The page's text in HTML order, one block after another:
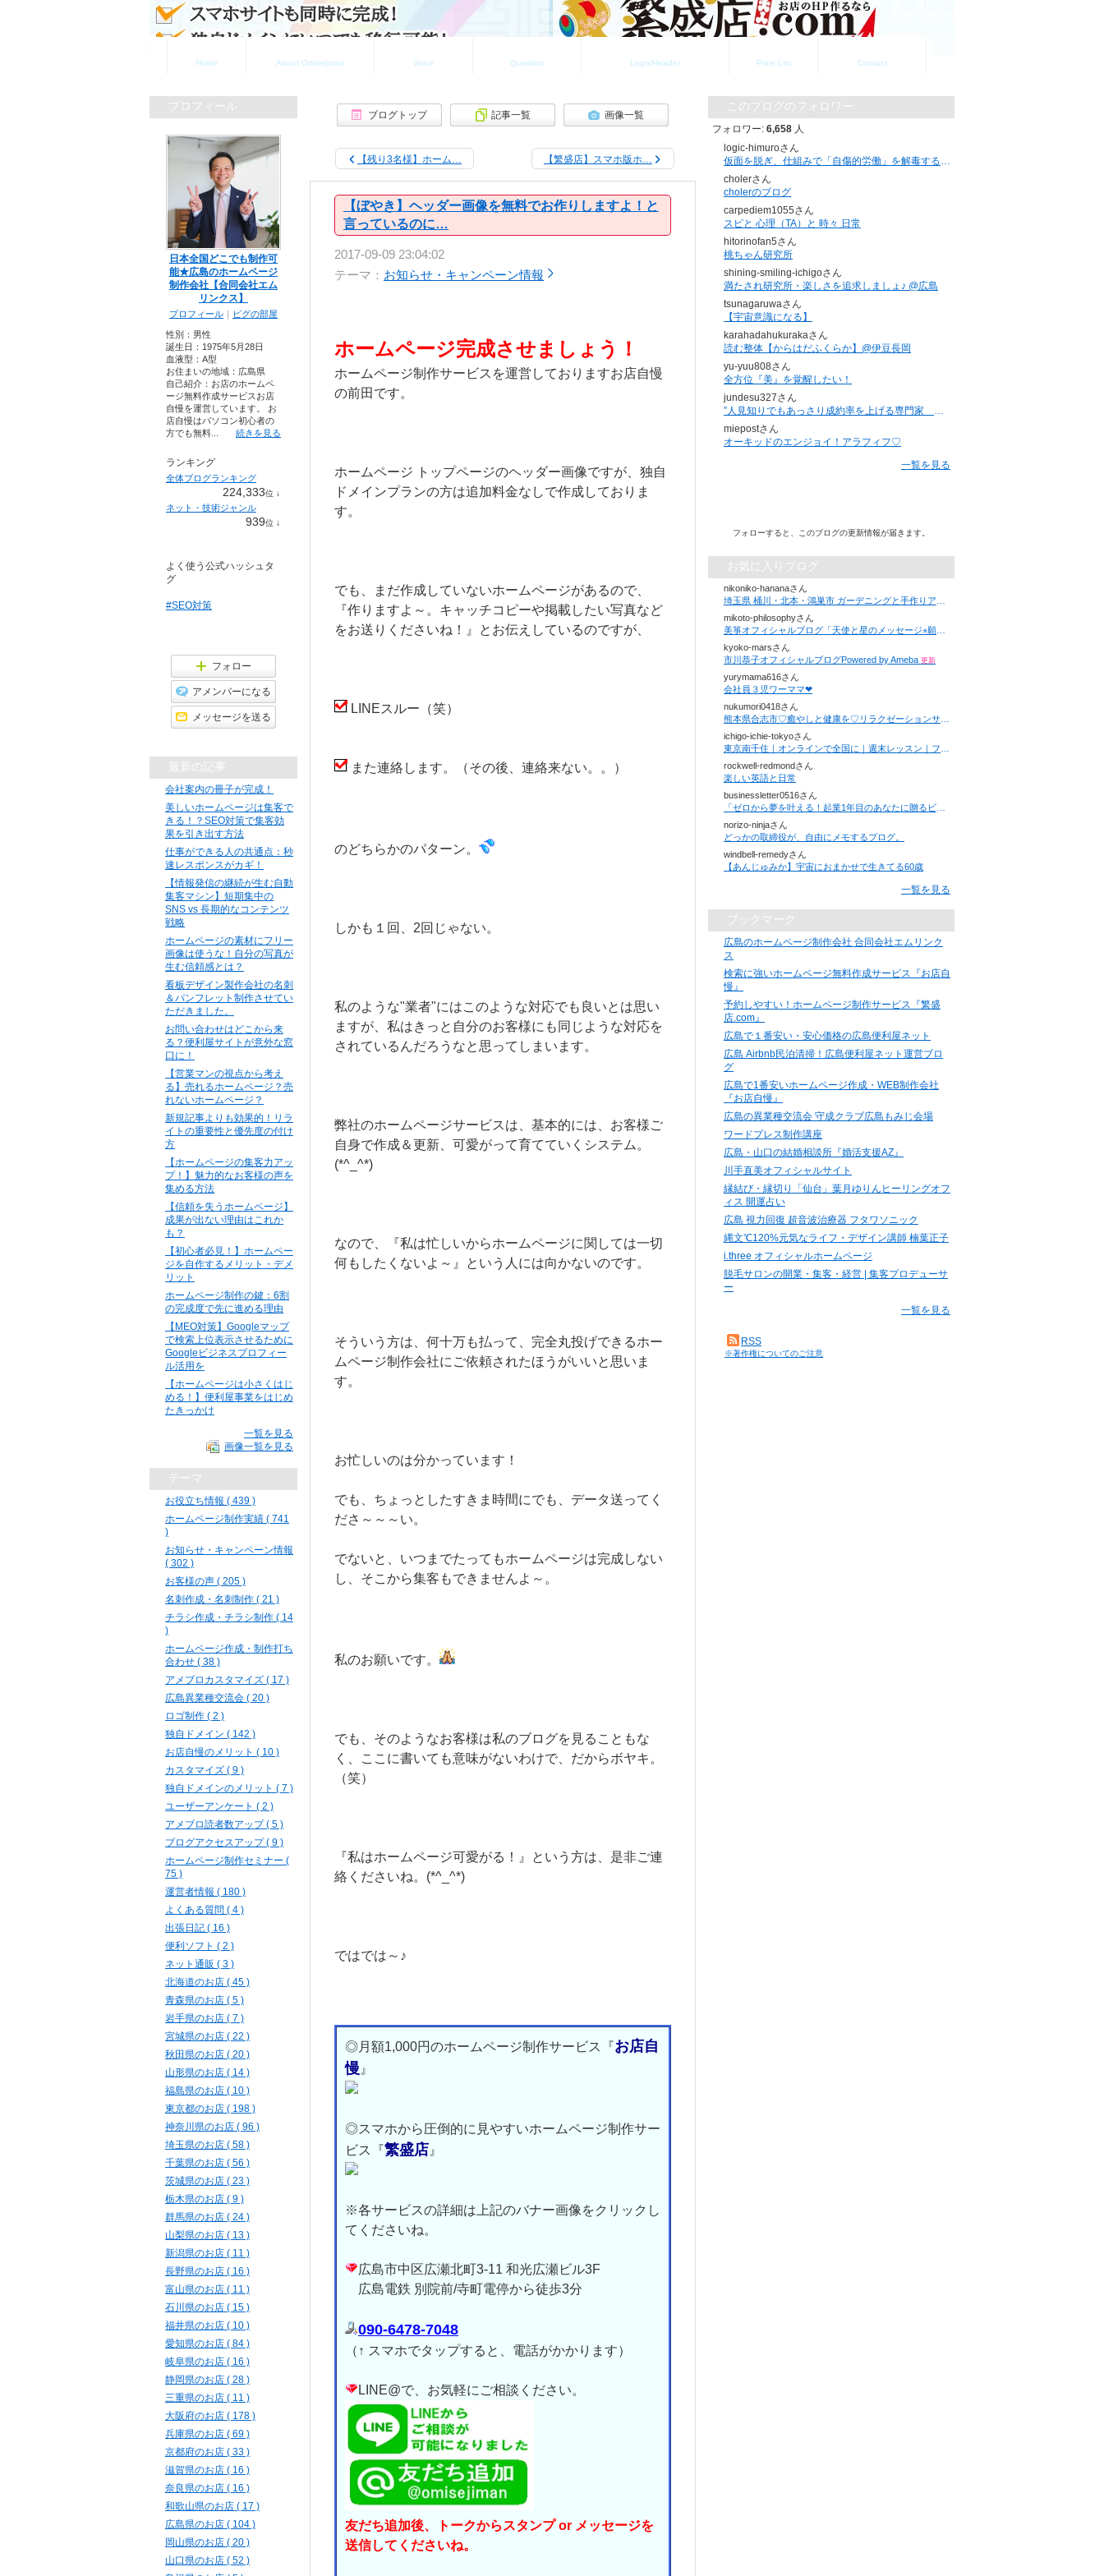
ブログトップ 記事一覧 画像一覧
【残り3名様】ホーム… 【繁盛店】スマホ版ホ…
【ぼやき】ヘッダー画像を無料でお作りしますよ！と
言っているのに…
2017-09-09 23:04:02
テーマ： お知らせ・キャンペーン情報
ホームページ完成させましょう！
ホームページ制作サービスを運営しておりますお店自慢
の前田です。
ホームページ トップページのヘッダー画像ですが、独自
ドメインプランの方は追加料金なしで作成しておりま
す。
でも、まだ作成していないホームページがあるので、
『作りますよ～。キャッチコピーや掲載したい写真など
をお送りくださいね！』とお伝えしているのですが、
LINEスルー（笑）
また連絡します。（その後、連絡来ない。。）
のどちらかのパターン。
しかも１回、2回じゃない。
私のような"業者"にはこのような対応でも良いとは思い
ますが、私はきっと自分のお客様にも同じような対応を
されているんだろうなと思ってしまいます。
弊社のホームページサービスは、基本的には、お客様ご
自身で作成＆更新、可愛がって育てていくシステム。
(*^_^*)
なので、『私は忙しいからホームページに関しては一切
何もしたくないよ～』という人には向かないのです。
そういう方は、何十万も払って、完全丸投げできるホー
ムページ制作会社にご依頼されたほうがいいと思いま
す。
お忙しいのは分かっています！
でも、ちょっとしたすきま時間にでも、データ送ってく
ださ～～～い。
でないと、いつまでたってもホームページは完成しない
し、そこから集客もできませんよ～。
私のお願いです。
でも、そのようなお客様は私のブログを見ることもな
く、ここに書いても意味がないわけで、だからボヤキ。
（笑）
『私はホームページ可愛がる！』という方は、是非ご連
絡くださいね。(*^_^*)
ではでは～♪
◎月額1,000円のホームページ制作サービス『お店自
慢 』
◎スマホから圧倒的に見やすいホームページ制作サー
ビス『繁盛店 』
※各サービスの詳細は上記のバナー画像をクリックし
てくださいね。
広島市中区広瀬北町3-11 和光広瀬ビル3F
広島電鉄 別院前/寺町電停から徒歩3分
090-6478-7048
（↑ スマホでタップすると、電話がかかります）
LINE@で、お気軽にご相談ください。
友だち追加後、トークからスタンプ or メッセージを
送信してくださいね。
このブログのフォロワー
フォロワー: 6,658 人
logic-himuroさん
仮面を脱ぎ、仕組みで「自傷的労働」を解毒する。 ｜頑張ってるのに苦しい人へ
cholerさん
cholerのブログ
carpediem1055さん
スピと 心理（TA）と 時々 日常
hitorinofan5さん
桃ちゃん研究所
shining-smiling-ichigoさん
満たされ研究所・楽しさを追求しましょ♪ @広島
tsunagaruwaさん
【宇宙意識になる】
karahadahukurakaさん
読む整体【からはだふくらか】@伊豆長岡
yu-yuu808さん
全方位『美』を覚醒したい！
jundesu327さん
”人見知りでもあっさり成約率を上げる専門家 ジュンジ”のブログ
miepostさん
オーキッドのエンジョイ！アラフィフ♡
一覧を見る
フォローすると、このブログの更新情報が届きます。
お気に入りブログ
nikoniko-hananaさん
mikoto-philosophyさん
kyoko-marsさん
市川恭子オフィシャルブログPowered by Ameba 更新
yurymama616さん
会社員３児ワーママ❤︎
nukumori0418さん
ichigo-ichie-tokyoさん
rockwell-redmondさん
楽しい英語と日常
businessletter0516さん
norizo-ninjaさん
どっかの取締役が、自由にメモするブログ。
windbell-remedyさん
【あんじゅみか】宇宙におまかせで生きてる60歳
一覧を見る
ブックマーク
広島のホームページ制作会社 合同会社エムリンク
ス
検索に強いホームページ無料作成サービス『お店自
慢』
予約しやすい！ホームページ制作サービス『繁盛
店.com』
広島で１番安い・安心価格の広島便利屋ネット
広島 Airbnb民泊清掃！広島便利屋ネット運営ブロ
グ
広島で1番安いホームページ作成・WEB制作会社
『お店自慢』
広島の異業種交流会 守成クラブ広島もみじ会場
ワードプレス制作講座
広島・山口の結婚相談所『婚活支援AZ』
川手直美オフィシャルサイト
縁結び・縁切り「仙台」葉月ゆりんヒーリングオフ
ィス 開運占い
広島 視力回復 超音波治療器 フタワソニック
縄文℃120%元気なライフ・デザイン講師 楠葉正子
i.three オフィシャルホームページ
脱毛サロンの開業・集客・経営 | 集客プロデューサ
ー
一覧を見る
RSS
※著作権についてのご注意
プロフィール
日本全国どこでも制作可
能★広島のホームページ
制作会社【合同会社エム
リンクス】
プロフィール ｜ ピグの部屋
性別： 男性
誕生日： 1975年5月28日
血液型： A型
お住まいの地域： 広島県
自己紹介：お店のホームペ
ージ無料作成サービスお店
自慢を運営しています。 お
店自慢はパソコン初心者の
方でも無料...
続きを見る
ランキング
全体ブログランキング
224,333位 ↓
ネット・技術ジャンル
939位 ↓
よく使う公式ハッシュタ
グ
#SEO対策
フォロー
アメンバーになる
メッセージを送る
最新の記事
会社案内の冊子が完成！
美しいホームページは集客で
きる！？SEO対策で集客効
果を引き出す方法
仕事ができる人の共通点：秒
速レスポンスがカギ！
【情報発信の継続が生む自動
集客マシン】短期集中の
SNS vs 長期的なコンテンツ
戦略
ホームページの素材にフリー
画像は使うな！自分の写真が
生む信頼感とは？
看板デザイン製作会社の名刺
＆パンフレット制作させてい
ただきました。
お問い合わせはどこから来
る？便利屋サイトが意外な窓
口に！
【営業マンの視点から考え
る】売れるホームページ？売
れないホームページ？
新規記事よりも効果的！リラ
イトの重要性と優先度の付け
方
【ホームページの集客力アッ
プ！】魅力的なお客様の声を
集める方法
【信頼を失うホームページ】
成果が出ない理由はこれか
も？
【初心者必見！】ホームペー
ジを自作するメリット・デメ
リット
ホームページ制作の鍵：6割
の完成度で先に進める理由
【MEO対策】Googleマップ
で検索上位表示させるために
Googleビジネスプロフィー
ル活用を
【ホームページは小さくはじ
める！】便利屋事業をはじめ
たきっかけ
一覧を見る
画像一覧を見る
テーマ
お役立ち情報 ( 439 )
ホームページ制作実績 ( 741
)
お知らせ・キャンペーン情報
( 302 )
お客様の声 ( 205 )
名刺作成・名刺制作 ( 21 )
チラシ作成・チラシ制作 ( 14
)
ホームページ作成・制作打ち
合わせ ( 38 )
アメブロカスタマイズ ( 17 )
広島異業種交流会 ( 20 )
ロゴ制作 ( 2 )
独自ドメイン ( 142 )
お店自慢のメリット ( 10 )
カスタマイズ ( 9 )
独自ドメインのメリット ( 7 )
ユーザーアンケート ( 2 )
アメブロ読者数アップ ( 5 )
ブログアクセスアップ ( 9 )
ホームページ制作セミナー (
75 )
運営者情報 ( 180 )
よくある質問 ( 4 )
出張日記 ( 16 )
便利ソフト ( 2 )
ネット通販 ( 3 )
北海道のお店 ( 45 )
青森県のお店 ( 5 )
岩手県のお店 ( 7 )
宮城県のお店 ( 22 )
秋田県のお店 ( 20 )
山形県のお店 ( 14 )
福島県のお店 ( 10 )
東京都のお店 ( 198 )
神奈川県のお店 ( 96 )
埼玉県のお店 ( 58 )
千葉県のお店 ( 56 )
茨城県のお店 ( 23 )
栃木県のお店 ( 9 )
群馬県のお店 ( 24 )
山梨県のお店 ( 13 )
新潟県のお店 ( 11 )
長野県のお店 ( 16 )
富山県のお店 ( 11 )
石川県のお店 ( 15 )
福井県のお店 ( 10 )
愛知県のお店 ( 84 )
岐阜県のお店 ( 16 )
静岡県のお店 ( 28 )
三重県のお店 ( 11 )
大阪府のお店 ( 178 )
兵庫県のお店 ( 69 )
京都府のお店 ( 33 )
滋賀県のお店 ( 16 )
奈良県のお店 ( 16 )
和歌山県のお店 ( 17 )
広島県のお店 ( 104 )
岡山県のお店 ( 20 )
山口県のお店 ( 52 )
Home About Omisejiman Voice Question Logo/Header Price List Contact